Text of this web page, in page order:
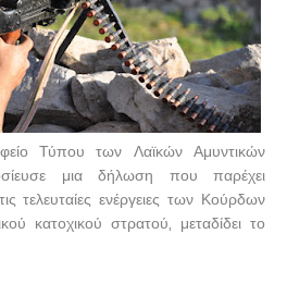
Τύπου των Λαϊκών Αμυντικών
μια δήλωση που παρέχει
τελευταίες ενέργειες των Κούρδων
κατοχικού στρατού, μεταδίδει το